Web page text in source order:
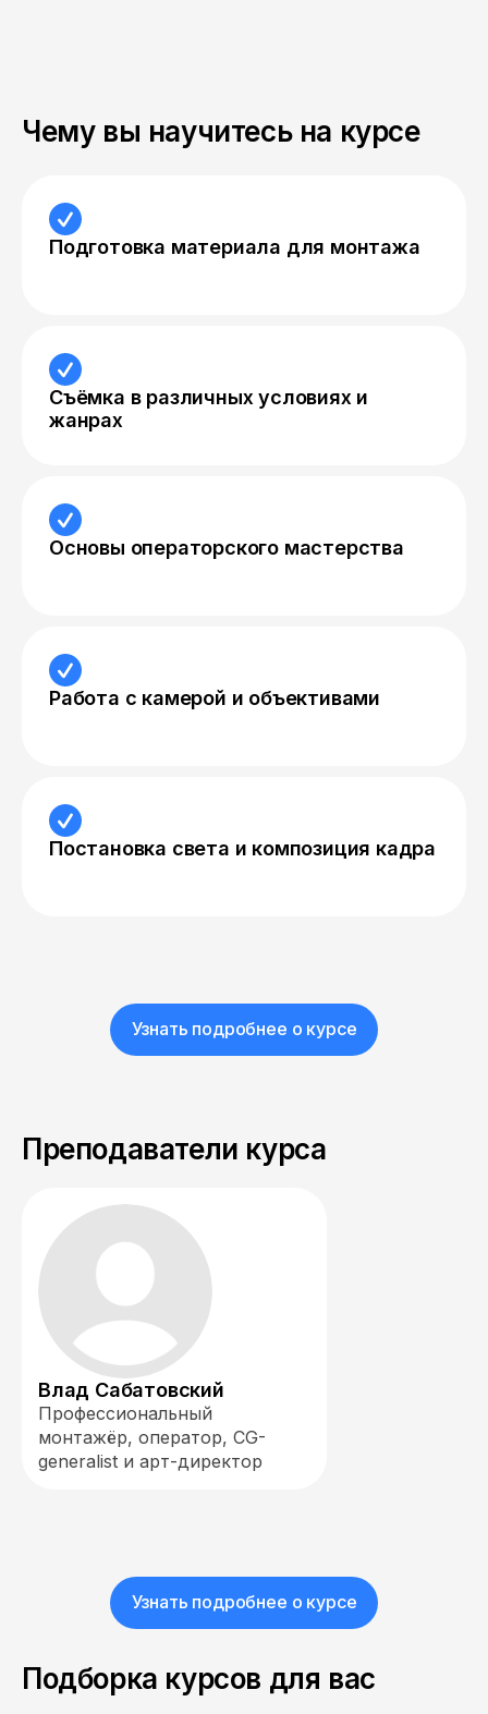
Чему вы научитесь на курсе
Подготовка материала для монтажа
Съёмка в различных условиях и
жанрах
Основы операторского мастерства
Работа с камерой и объективами
Постановка света и композиция кадра
Узнать подробнее о курсе
Преподаватели курса
Влад Сабатовский
Профессиональный
монтажёр, оператор, CG-
generalist и арт-директор
Узнать подробнее о курсе
Подборка курсов для вас